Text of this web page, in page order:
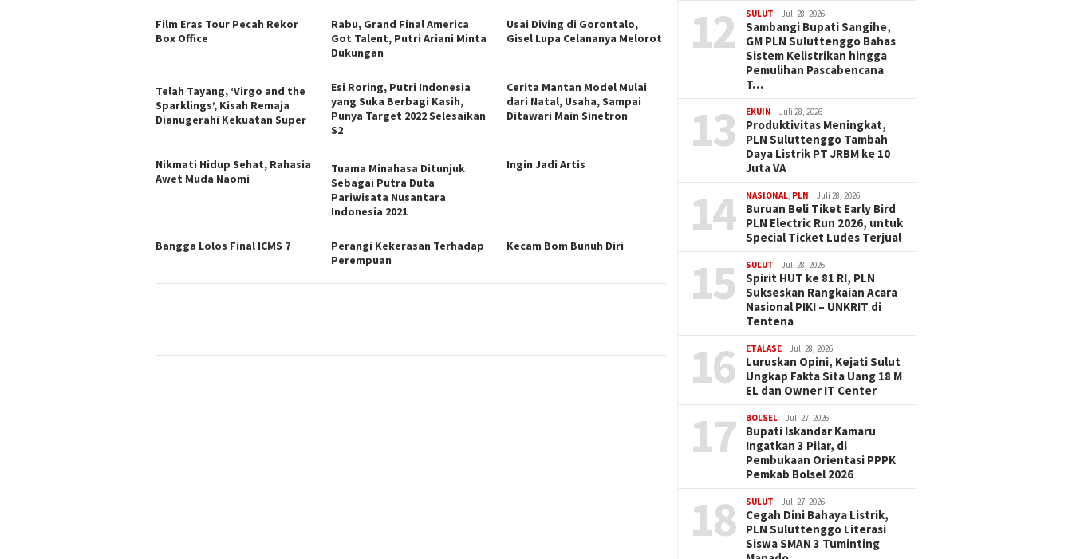
Film Eras Tour Pecah Rekor
Box Office
Rabu, Grand Final America
Got Talent, Putri Ariani Minta
Dukungan
Usai Diving di Gorontalo,
Gisel Lupa Celananya Melorot
Telah Tayang, ‘Virgo and the
Sparklings’, Kisah Remaja
Dianugerahi Kekuatan Super
Esi Roring, Putri Indonesia
yang Suka Berbagi Kasih,
Punya Target 2022 Selesaikan
S2
Cerita Mantan Model Mulai
dari Natal, Usaha, Sampai
Ditawari Main Sinetron
Nikmati Hidup Sehat, Rahasia
Awet Muda Naomi
Tuama Minahasa Ditunjuk
Sebagai Putra Duta
Pariwisata Nusantara
Indonesia 2021
Ingin Jadi Artis
Bangga Lolos Final ICMS 7
Perangi Kekerasan Terhadap
Perempuan
Kecam Bom Bunuh Diri
12 SULUT Juli 28, 2026
Sambangi Bupati Sangihe,
GM PLN Suluttenggo Bahas
Sistem Kelistrikan hingga
Pemulihan Pascabencana
T…
13 EKUIN Juli 28, 2026
Produktivitas Meningkat,
PLN Suluttenggo Tambah
Daya Listrik PT JRBM ke 10
Juta VA
14 NASIONAL, PLN Juli 28, 2026
Buruan Beli Tiket Early Bird
PLN Electric Run 2026, untuk
Special Ticket Ludes Terjual
15 SULUT Juli 28, 2026
Spirit HUT ke 81 RI, PLN
Sukseskan Rangkaian Acara
Nasional PIKI – UNKRIT di
Tentena
16 ETALASE Juli 28, 2026
Luruskan Opini, Kejati Sulut
Ungkap Fakta Sita Uang 18 M
EL dan Owner IT Center
17 BOLSEL Juli 27, 2026
Bupati Iskandar Kamaru
Ingatkan 3 Pilar, di
Pembukaan Orientasi PPPK
Pemkab Bolsel 2026
18 SULUT Juli 27, 2026
Cegah Dini Bahaya Listrik,
PLN Suluttenggo Literasi
Siswa SMAN 3 Tuminting